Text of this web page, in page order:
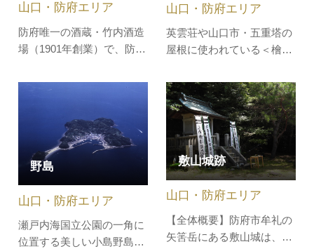
リジナルの…
防府唯一の酒蔵・竹内酒造
場（1901年創業）で、防府
統的な酒造りの説明、酒蔵
の後、限定品を含む商品購
入可能。蔵限定商品多数ご
用意します。超軟水の防府
の水と山口県発祥の幻の酒
米・穀良都を製造された美
味をご堪…
山口・防府エリア
英雲荘や山口市・五重塔の
屋根に使われている＜檜皮
疑似体験します。檜皮葺と
同じピッチで７段ほど檜皮
を貼り付けます。コースタ
ーにするため、皮の厚みを
考慮し高さ調節します。皮
の表裏の色の違いを生かし
人の好み…
山口・防府エリア
野島
瀬戸内海国立公園の一角に
位置する美しい小島野島は
山口・防府エリア
敷山城跡
【全体概要】防府市牟礼の
矢筈岳にある敷山城は、験
山口・防府エリア